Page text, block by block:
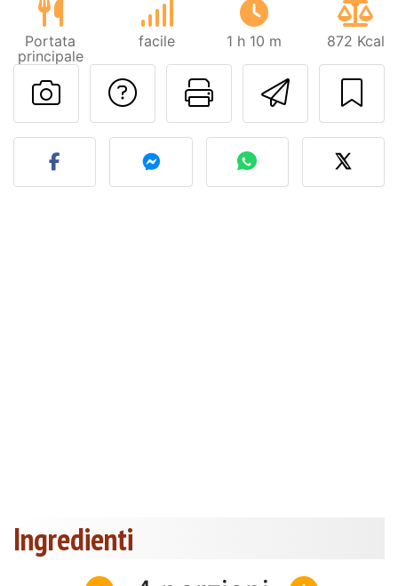
Portata
principale
facile 1 h 10 m 872 Kcal
Invia
Stampa la
Contatta l'autore
Pubblica la foto di
Ingredienti